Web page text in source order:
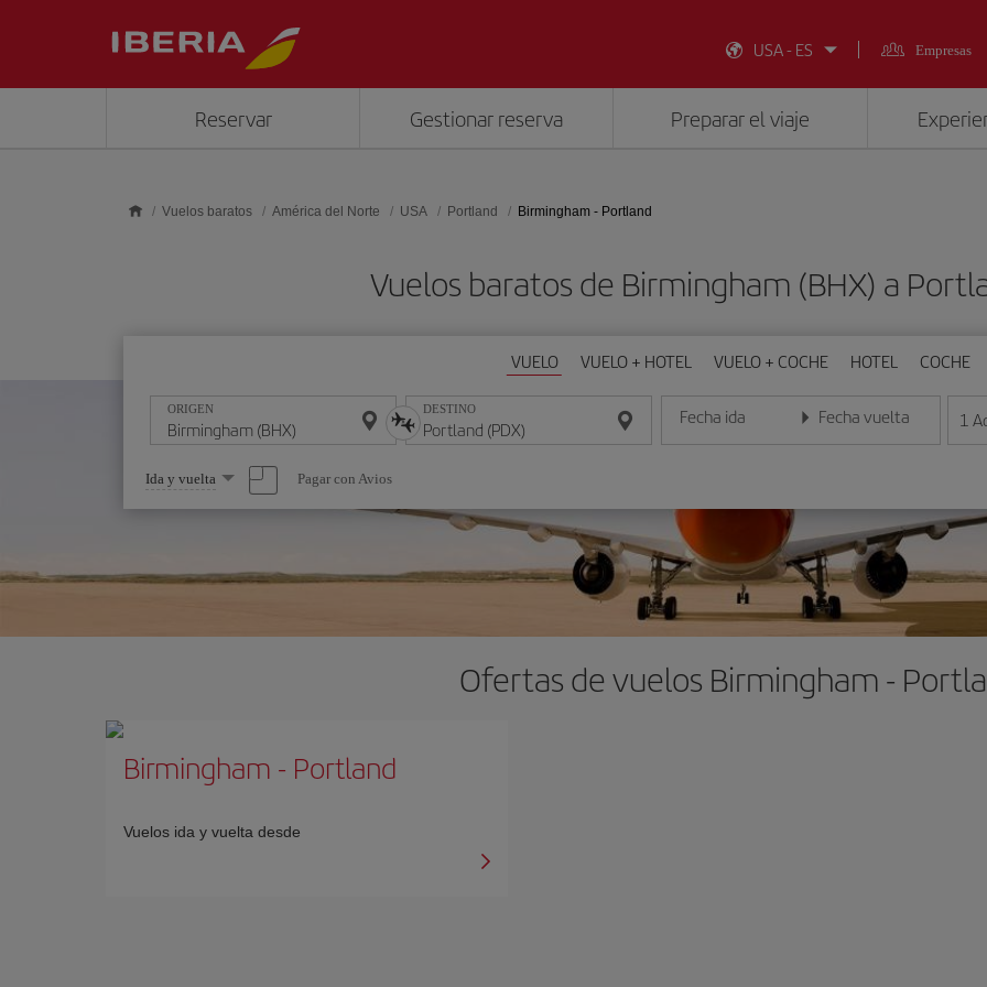
USA - ES
Empresas
Reservar Gestionar reserva Preparar el viaje
Vuelos baratos América del Norte USA Portland Birmingham - Portland
Vuelos baratos de Birmingham (BHX) a
VUELO VUELO + HOTEL VUELO + COCHE HOTEL COCHE
ORIGEN DESTINO Fecha ida
Introduce la fecha en formato día/mes/año
Fecha vuelta
Introduce la fecha en 1
Seleccione
una
opción
Ida y vuelta Pagar con Avios
Ofertas de vuelos Birmingham -
Birmingham - Portland
Vuelos ida y vuelta desde